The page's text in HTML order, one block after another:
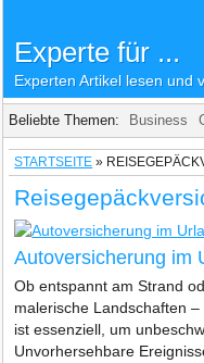
Experte für ...
Experten Artikel lesen und
Beliebte Themen: Business
STARTSEITE »
Autoversicherung im
Ob entspannt am Strand
malerische Landschaften
ist essenziell, um
Unvorhersehbare